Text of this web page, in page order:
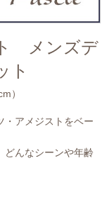
メンズデ
ト
）
・アメジストをベー
どんなシーンや年齢